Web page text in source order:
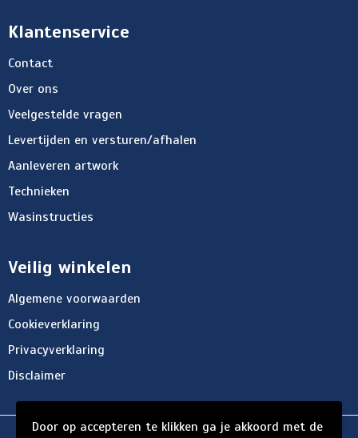
Klantenservice
Contact
Over ons
Veelgestelde vragen
Levertijden en versturen/afhalen
Aanleveren artwork
Technieken
Wasinstructies
Veilig winkelen
Algemene voorwaarden
Cookieverklaring
Privacyverklaring
Disclaimer
Door op accepteren te klikken ga je akkoord met de